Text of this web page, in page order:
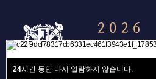
24시간 동안 다시 열람하지 않습니다.